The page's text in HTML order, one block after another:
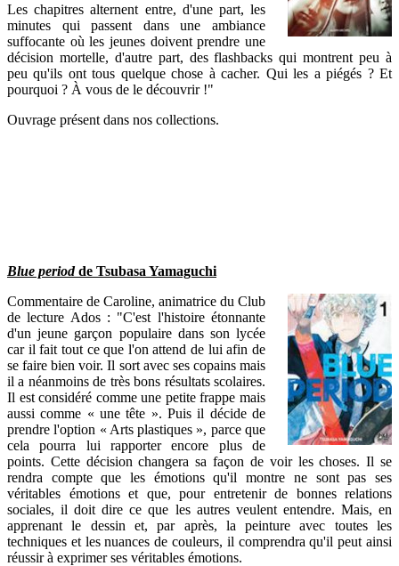
Les chapitres alternent entre, d'une part, les
minutes qui passent dans une ambiance
suffocante où les jeunes doivent prendre une
décision mortelle, d'autre part, des flashbacks qui montrent peu à
peu qu'ils ont tous quelque chose à cacher. Qui les a piégés ? Et
pourquoi ? À vous de le découvrir !"
Ouvrage présent dans nos collections.
Blue periodde Tsubasa Yamaguchi
Commentaire de Caroline, animatrice du Club
de lecture Ados : "C'est l'histoire étonnante
d'un jeune garçon populaire dans son lycée
car il fait tout ce que l'on attend de lui afin de
se faire bien voir. Il sort avec ses copains mais
il a néanmoins de très bons résultats scolaires.
Il est considéré comme une petite frappe mais
aussi comme « une tête ». Puis il décide de
prendre l'option « Arts plastiques », parce que
cela pourra lui rapporter encore plus de
points. Cette décision changera sa façon de voir les choses. Il se
rendra compte que les émotions qu'il montre ne sont pas ses
véritables émotions et que, pour entretenir de bonnes relations
sociales, il doit dire ce que les autres veulent entendre. Mais, en
apprenant le dessin et, par après, la peinture avec toutes les
techniques et les nuances de couleurs, il comprendra qu'il peut ainsi
réussir à exprimer ses véritables émotions.